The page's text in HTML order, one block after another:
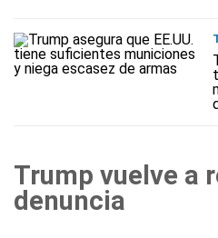
Trump vuelve a
denuncia